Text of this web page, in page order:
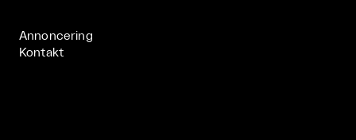
Annoncering
Kontakt